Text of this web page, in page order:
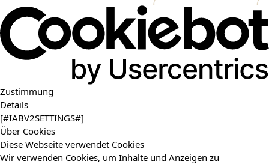
Zustimmung
Details
[#IABV2SETTINGS#]
Über Cookies
Diese Webseite verwendet Cookies
Wir verwenden Cookies, um Inhalte und Anzeigen zu